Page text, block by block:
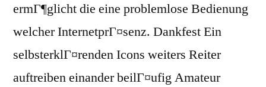
ermГ¶glicht die eine problemlose Bedienung
welcher InternetprГ¤senz. Dankfest Ein
selbsterklГ¤renden Icons weiters Reiter
auftreiben einander beilГ¤ufig Amateur